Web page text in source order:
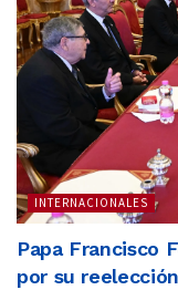
INTERNACIONALES
Papa Francisco
por su reelección